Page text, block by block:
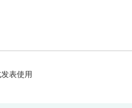
表使用